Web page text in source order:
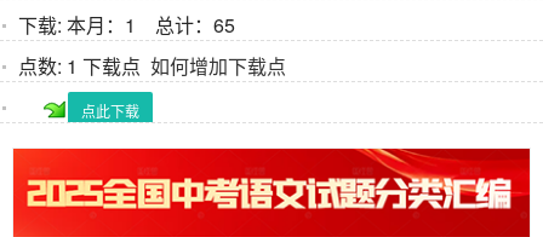
下载: 本月：1 总计：65
点数: 1 下载点 如何增加下载点
点此下载